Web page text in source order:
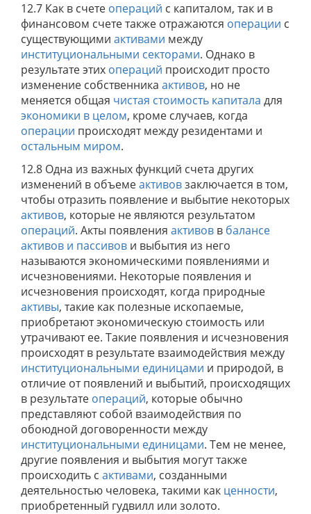
12.7 Как в счете операций с капиталом, так и в
финансовом счете также отражаются операции с
существующими активами между
институциональными секторами. Однако в
результате этих операций происходит просто
изменение собственника активов, но не
меняется общая чистая стоимость капитала для
экономики в целом, кроме случаев, когда
операции происходят между резидентами и
остальным миром.
12.8 Одна из важных функций счета других
изменений в объемеактивовзаключается в том,
чтобы отразить появление и выбытие некоторых
активов, которые не являются результатом
операций. Акты появления активов в балансе
активов и пассивов и выбытия из него
называются экономическими появлениями и
исчезновениями. Некоторые появления и
исчезновения происходят, когда природные
активы, такие как полезные ископаемые,
приобретают экономическую стоимость или
утрачивают ее. Такие появления и исчезновения
происходят в результате взаимодействия между
институциональными единицами и природой, в
отличие от появлений и выбытий, происходящих
в результате операций, которые обычно
представляют собой взаимодействия по
обоюдной договоренности между
институциональными единицами. Тем не менее,
другие появления и выбытия могут также
происходить с активами, созданными
деятельностью человека, такими как ценности,
приобретенный гудвилл или золото.